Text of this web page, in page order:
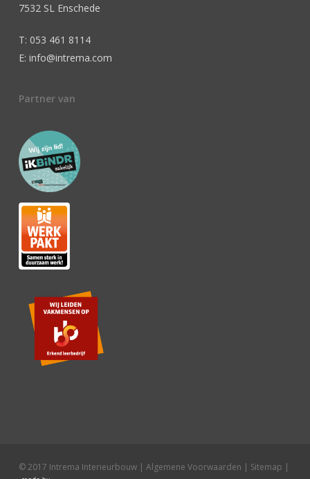
7532 SL Enschede
T: 053 461 8114
E: info@intrema.com
Partner van
© 2017 Intrema Interieurbouw | Algemene Voorwaarden | Sitemap |